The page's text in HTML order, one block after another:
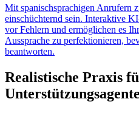
Mit spanischsprachigen Anrufern
einschüchternd sein. Interaktive
vor Fehlern und ermöglichen es
Aussprache zu perfektionieren,
beantworten.
Realistische Praxis